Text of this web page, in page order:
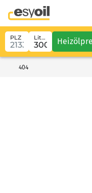
PLZ Liter
404